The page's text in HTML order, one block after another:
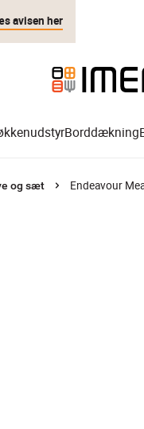
avisen her
Borddækning
og sæt Endeavour